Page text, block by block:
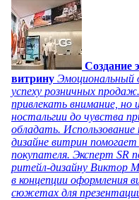
Создание
витрину Эмоциональный
успеху розничных
привлекать внимание,
ностальгии до чувства
обладать. Использование
дизайне витрин
покупателя. Эксперт SR
ритейл-дизайну Виктор
в концепции оформления
сюжетах для